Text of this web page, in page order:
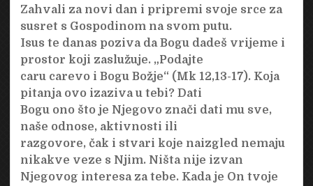
Zahvali za novi dan i pripremi svoje srce za
susret s Gospodinom na svom putu.
Isus te danas poziva da Bogu dadeš vrijeme i
prostor koji zaslužuje. „Podajte
caru carevo i Bogu Božje“ (Mk 12,13-17). Koja
pitanja ovo izaziva u tebi? Dati
Bogu ono što je Njegovo znači dati mu sve,
naše odnose, aktivnosti ili
razgovore, čak i stvari koje naizgled nemaju
nikakve veze s Njim. Ništa nije izvan
Njegovog interesa za tebe. Kada je On tvoje